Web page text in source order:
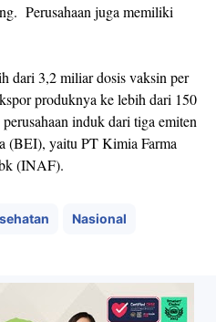
Perusahaan juga memiliki
dari 3,2 miliar dosis vaksin per
produknya ke lebih dari 150
induk dari tiga emiten
(BEI), yaitu PT Kimia Farma
(INAF).
Nasional